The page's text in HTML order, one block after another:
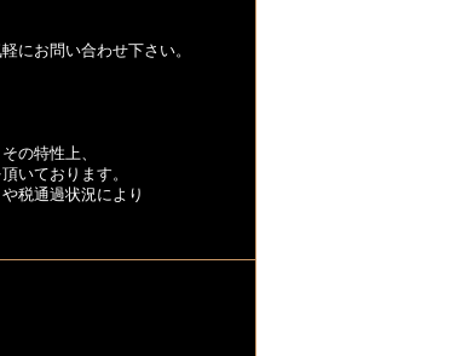
にお問い合わせ下さい。
の特性上、
いております。
税通過状況により